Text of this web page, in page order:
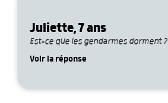
Juliette, 7 ans
Est-ce que les gendarmes dorment ?
Voir la réponse